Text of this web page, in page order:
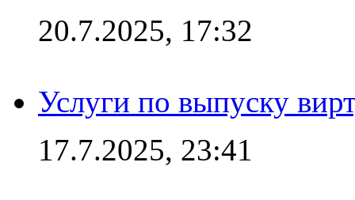
20.7.2025, 17:32
Услуги по выпуску
17.7.2025, 23:41